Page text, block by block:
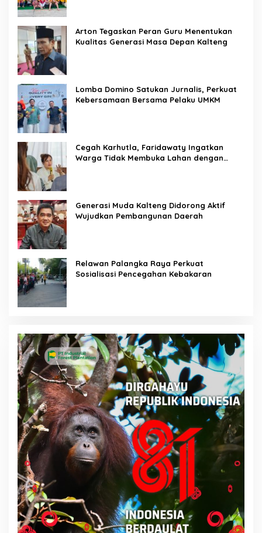
Arton Tegaskan Peran Guru Menentukan
Kualitas Generasi Masa Depan Kalteng
Lomba Domino Satukan Jurnalis, Perkuat
Kebersamaan Bersama Pelaku UMKM
Cegah Karhutla, Faridawaty Ingatkan
Warga Tidak Membuka Lahan dengan
Generasi Muda Kalteng Didorong Aktif
Wujudkan Pembangunan Daerah
Relawan Palangka Raya Perkuat
Sosialisasi Pencegahan Kebakaran